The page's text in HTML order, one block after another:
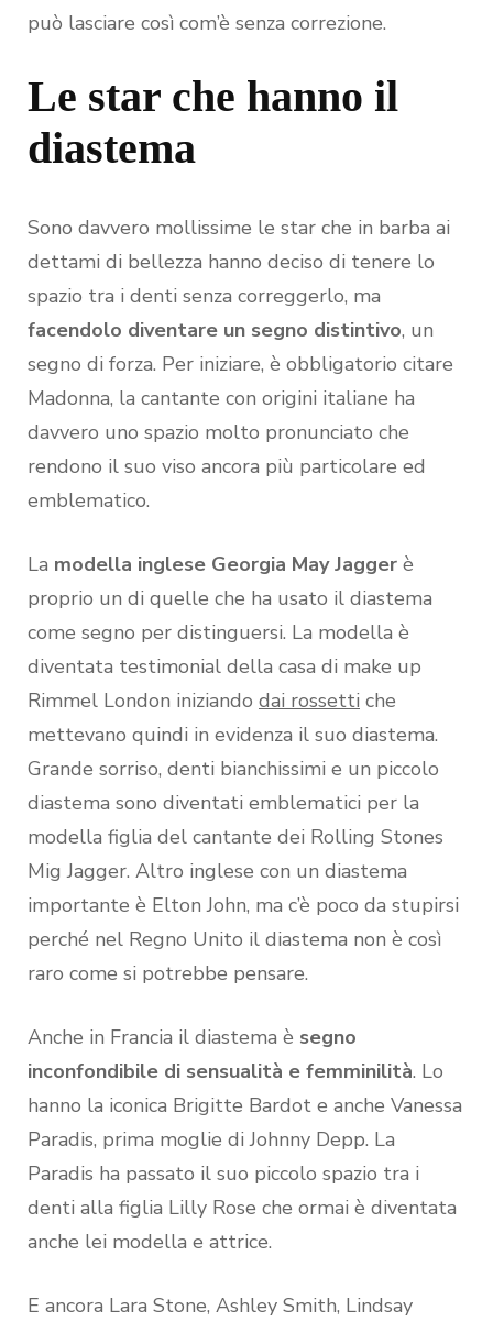
può lasciare così com’è senza correzione.
Le star che hanno il
diastema
Sono davvero mollissime le star che in barba ai
dettami di bellezza hanno deciso di tenere lo
spazio tra i denti senza correggerlo, ma
facendolo diventare un segno distintivo, un
segno di forza. Per iniziare, è obbligatorio citare
Madonna, la cantante con origini italiane ha
davvero uno spazio molto pronunciato che
rendono il suo viso ancora più particolare ed
emblematico.
La modella inglese Georgia May Jagger è
proprio un di quelle che ha usato il diastema
come segno per distinguersi. La modella è
diventata testimonial della casa di make up
Rimmel London iniziando dai rossetti che
mettevano quindi in evidenza il suo diastema.
Grande sorriso, denti bianchissimi e un piccolo
diastema sono diventati emblematici per la
modella figlia del cantante dei Rolling Stones
Mig Jagger. Altro inglese con un diastema
importante è Elton John, ma c’è poco da stupirsi
perché nel Regno Unito il diastema non è così
raro come si potrebbe pensare.
Anche in Francia il diastema è segno
inconfondibile di sensualità e femminilità. Lo
hanno la iconica Brigitte Bardot e anche Vanessa
Paradis, prima moglie di Johnny Depp. La
Paradis ha passato il suo piccolo spazio tra i
denti alla figlia Lilly Rose che ormai è diventata
anche lei modella e attrice.
E ancora Lara Stone, Ashley Smith, Lindsay